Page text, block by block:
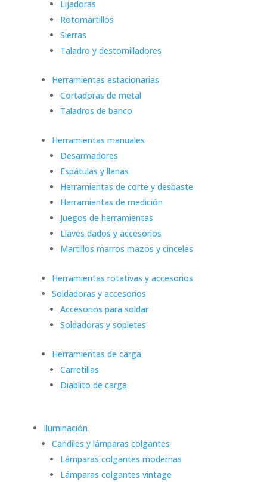
Lijadoras
Rotomartillos
Sierras
Taladro y destornilladores
Herramientas estacionarias
Cortadoras de metal
Taladros de banco
Herramientas manuales
Desarmadores
Espátulas y llanas
Herramientas de corte y desbaste
Herramientas de medición
Juegos de herramientas
Llaves dados y accesorios
Martillos marros mazos y cinceles
Herramientas rotativas y accesorios
Soldadoras y accesorios
Accesorios para soldar
Soldadoras y sopletes
Herramientas de carga
Carretillas
Diablito de carga
Iluminación
Candiles y lámparas colgantes
Lámparas colgantes modernas
Lámparas colgantes vintage